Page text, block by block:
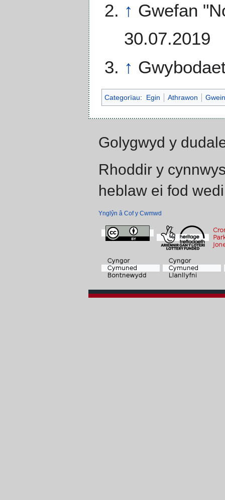
↑ Gwefan
30.07.2019
↑
Categorïau: Egin Athrawon
Golygwyd y
Rhoddir y
heblaw ei fod
Ynglŷn â Cof y Cwmwd